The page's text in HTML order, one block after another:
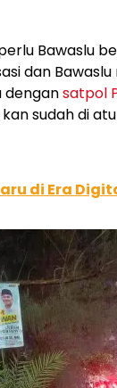
Bawaslu
dan
dengansatpol
sudah di
di Era